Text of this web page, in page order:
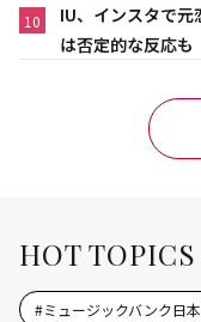
10
IU、インスタで
は否定的な反応も
HOT TOPICS
#ミュージックバンク日